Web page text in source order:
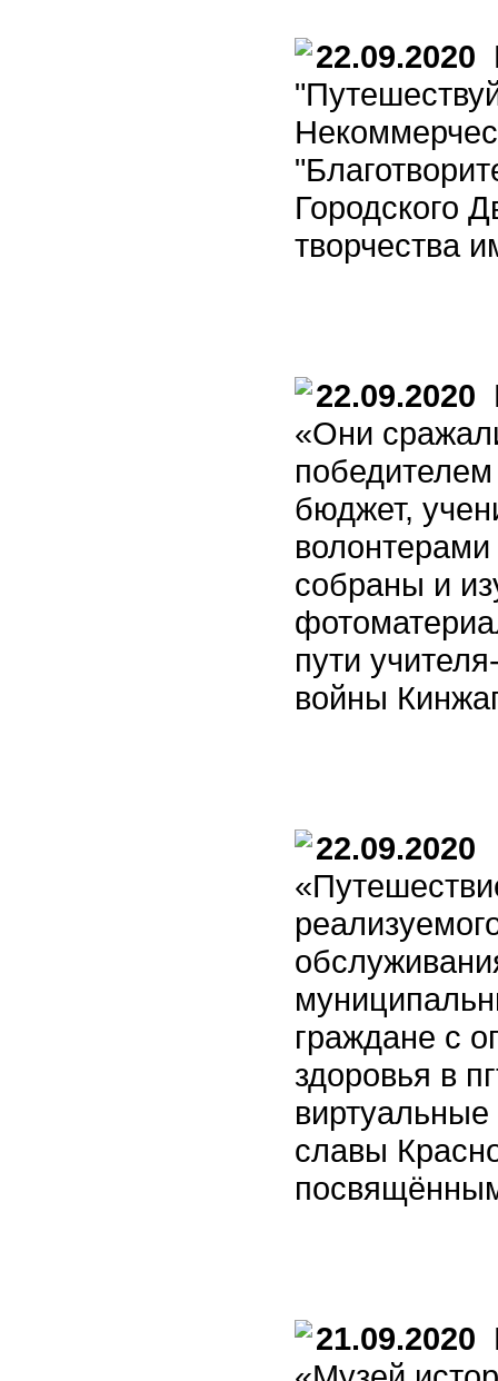
22.09.2020
Городского
творчества
22.09.2020
«Они
бюджет,
собраны и
пути
войны
22.09.2020
граждане с
здоровья в
славы
21.09.2020